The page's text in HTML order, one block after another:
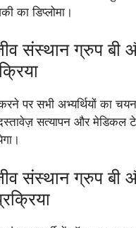
का डिप्लोमा।
संस्थान ग्रुप बी
पर सभी अभ्यर्थियों का
दस्तावेज़ सत्यापन और मेडिकल
संस्थान ग्रुप बी